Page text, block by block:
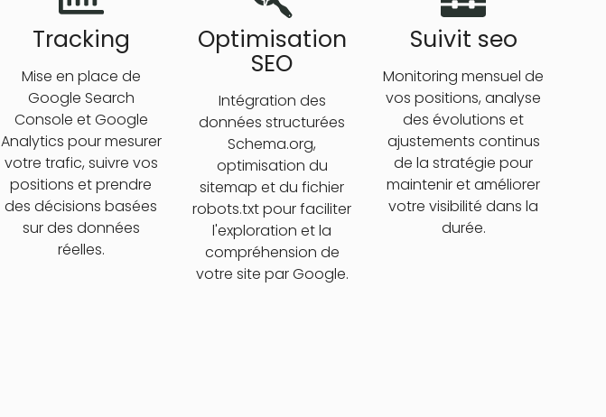
Tracking
Mise en place de
Google Search
Console et Google
Analytics pour mesurer
votre trafic, suivre vos
positions et prendre
des décisions basées
sur des données
réelles.
Optimisation
SEO
Intégration des
données structurées
Schema.org,
optimisation du
sitemap et du fichier
robots.txt pour faciliter
l'exploration et la
compréhension de
votre site par Google.
Suivit seo
Monitoring mensuel de
vos positions, analyse
des évolutions et
ajustements continus
de la stratégie pour
maintenir et améliorer
votre visibilité dans la
durée.